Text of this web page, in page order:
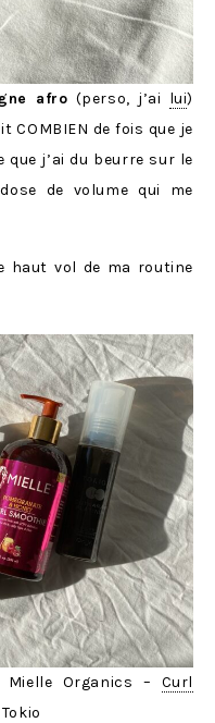
afro (perso, j’ai lui)
de fois que je
j’ai du beurre sur le
de volume qui me
haut vol de ma routine
Mielle Organics – Curl